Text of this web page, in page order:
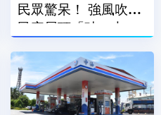
民眾驚呆！ 強風吹飛
民宅屋頂「破一大